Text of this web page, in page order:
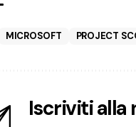
MICROSOFT PROJECT
Iscriviti alla